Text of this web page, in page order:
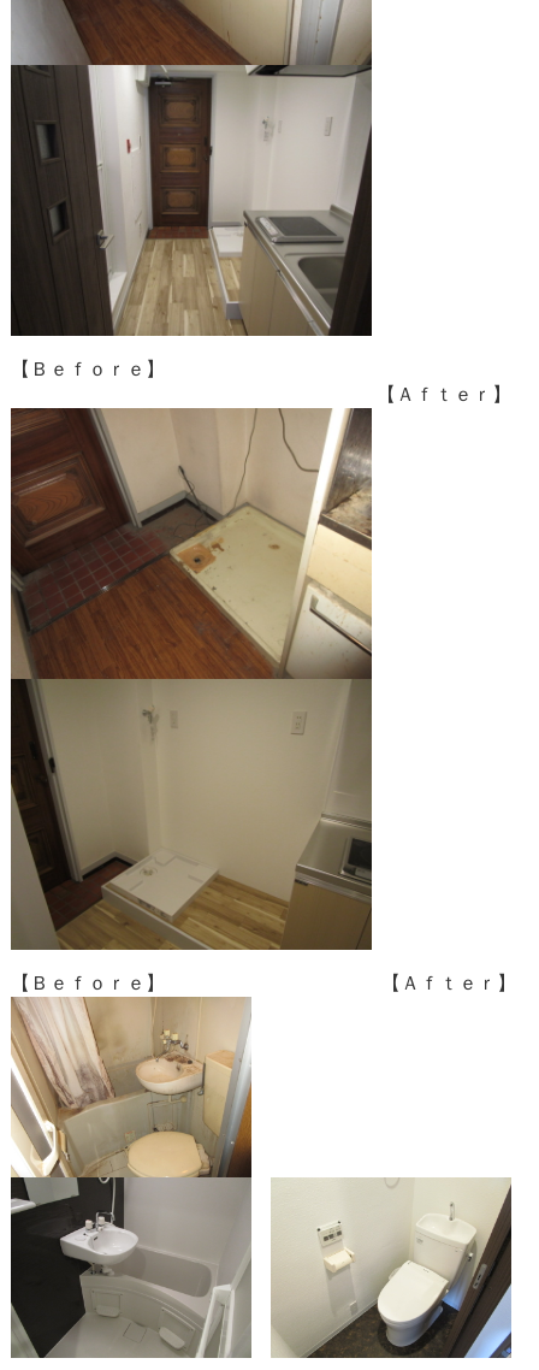
【Ｂｅｆｏｒｅ】
【Ａｆｔｅｒ】
【Ｂｅｆｏｒｅ】 【Ａｆｔｅｒ】